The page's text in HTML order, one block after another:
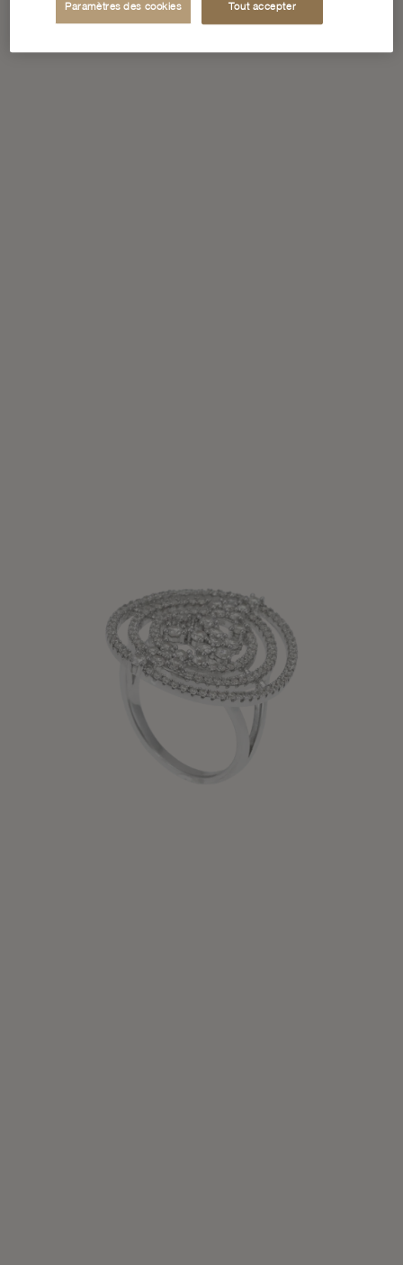
Paramètres des cookies Tout accepter